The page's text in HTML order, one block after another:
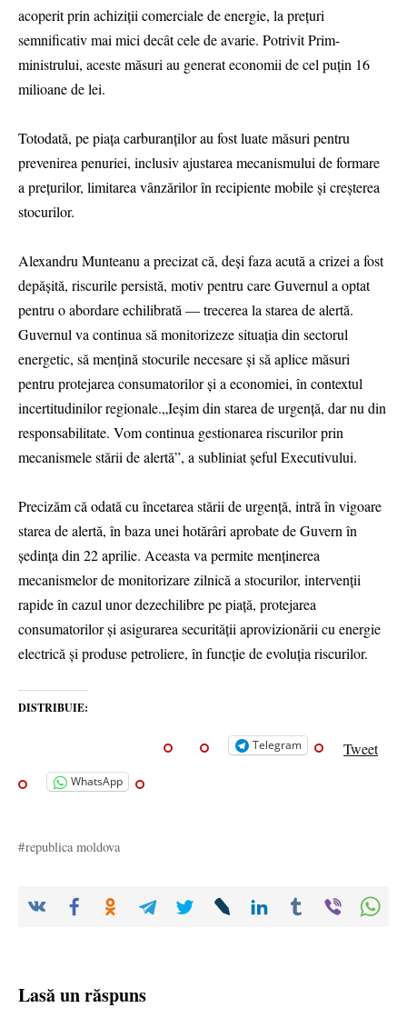
acoperit prin achiziții comerciale de energie, la prețuri
semnificativ mai mici decât cele de avarie. Potrivit Prim-
ministrului, aceste măsuri au generat economii de cel puțin 16
milioane de lei.
Totodată, pe piața carburanților au fost luate măsuri pentru
prevenirea penuriei, inclusiv ajustarea mecanismului de formare
a prețurilor, limitarea vânzărilor în recipiente mobile și creșterea
stocurilor.
Alexandru Munteanu a precizat că, deși faza acută a crizei a fost
depășită, riscurile persistă, motiv pentru care Guvernul a optat
pentru o abordare echilibrată — trecerea la starea de alertă.
Guvernul va continua să monitorizeze situația din sectorul
energetic, să mențină stocurile necesare și să aplice măsuri
pentru protejarea consumatorilor și a economiei, în contextul
incertitudinilor regionale.„Ieșim din starea de urgență, dar nu din
responsabilitate. Vom continua gestionarea riscurilor prin
mecanismele stării de alertă”, a subliniat șeful Executivului.
Precizăm că odată cu încetarea stării de urgență, intră în vigoare
starea de alertă, în baza unei hotărâri aprobate de Guvern în
ședința din 22 aprilie. Aceasta va permite menținerea
mecanismelor de monitorizare zilnică a stocurilor, intervenții
rapide în cazul unor dezechilibre pe piață, protejarea
consumatorilor și asigurarea securității aprovizionării cu energie
electrică și produse petroliere, în funcție de evoluția riscurilor.
DISTRIBUIE:
Telegram Tweet
WhatsApp
republica moldova
Lasă un răspuns